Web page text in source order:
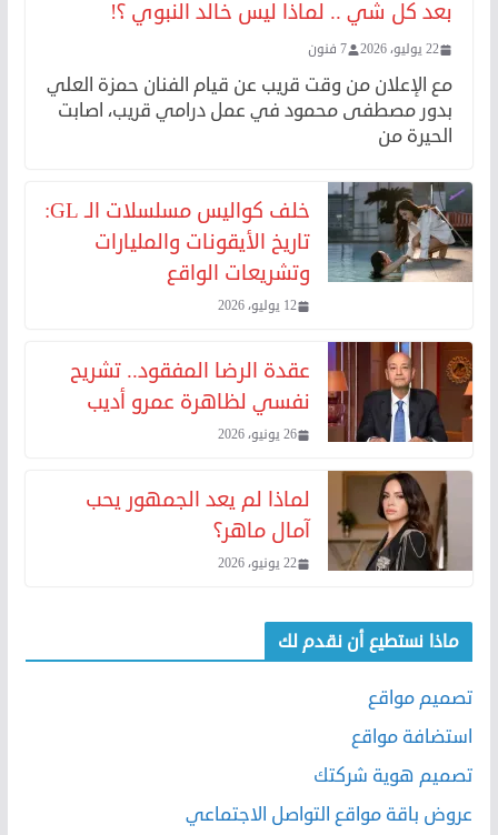
بعد كل شي .. لماذا ليس خالد النبوي ؟!
22 يوليو، 2026 7 فنون
مع الإعلان من وقت قريب عن قيام الفنان حمزة العلي
بدور مصطفى محمود في عمل درامي قريب، اصابت
الحيرة من
خلف كواليس مسلسلات الـ GL:
تاريخ الأيقونات والمليارات
وتشريعات الواقع
12 يوليو، 2026
عقدة الرضا المفقود.. تشريح
نفسي لظاهرة عمرو أديب
26 يونيو، 2026
لماذا لم يعد الجمهور يحب
آمال ماهر؟
22 يونيو، 2026
ماذا نستطيع أن نقدم لك
تصميم مواقع
استضافة مواقع
تصميم هوية شركتك
عروض باقة مواقع التواصل الاجتماعي